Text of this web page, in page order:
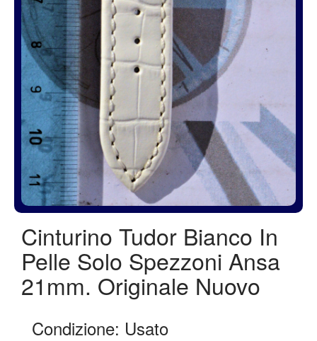
Cinturino Tudor Bianco In
Pelle Solo Spezzoni Ansa
21mm. Originale Nuovo
Condizione: Usato